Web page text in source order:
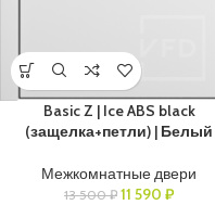
Basic Z | Ice ABS black
(защелка+петли) | Белый
Межкомнатные двери
13 500₽ 11 590 ₽